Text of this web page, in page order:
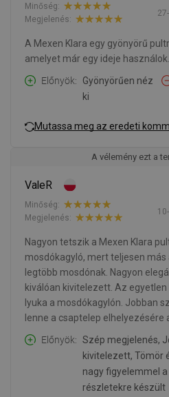
Minőség:
Megjelenés:
A Mexen Klara egy gyönyörű
amelyet már egy ideje használok.
Előnyök
Gyönyörűen néz
ki
Mutassa meg az eredeti
A vélemény ezt a
ValeR
Minőség:
Megjelenés:
Nagyon tetszik a Mexen Klara
mosdókagyló, mert teljesen más
legtöbb mosdónak. Nagyon
kiválóan kivitelezett. Az
lyuka a mosdókagylón. Jobban
lenne a csaptelep elhelyezésére
Előnyök
Szép megjelenés,
kivitelezett, Tömör
nagy figyelemmel a
részletekre készült